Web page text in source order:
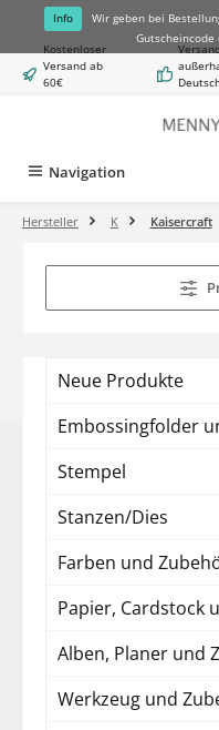
springen
Info Wir geben bei
Kostenloser
Versand ab
60€
Navigation
Hersteller K Kaisercraft
Neue Produkte
Embossingfolder
Stempel
Stanzen/Dies
Farben und
Papier, Cardstock
Alben, Planer und
Werkzeug und